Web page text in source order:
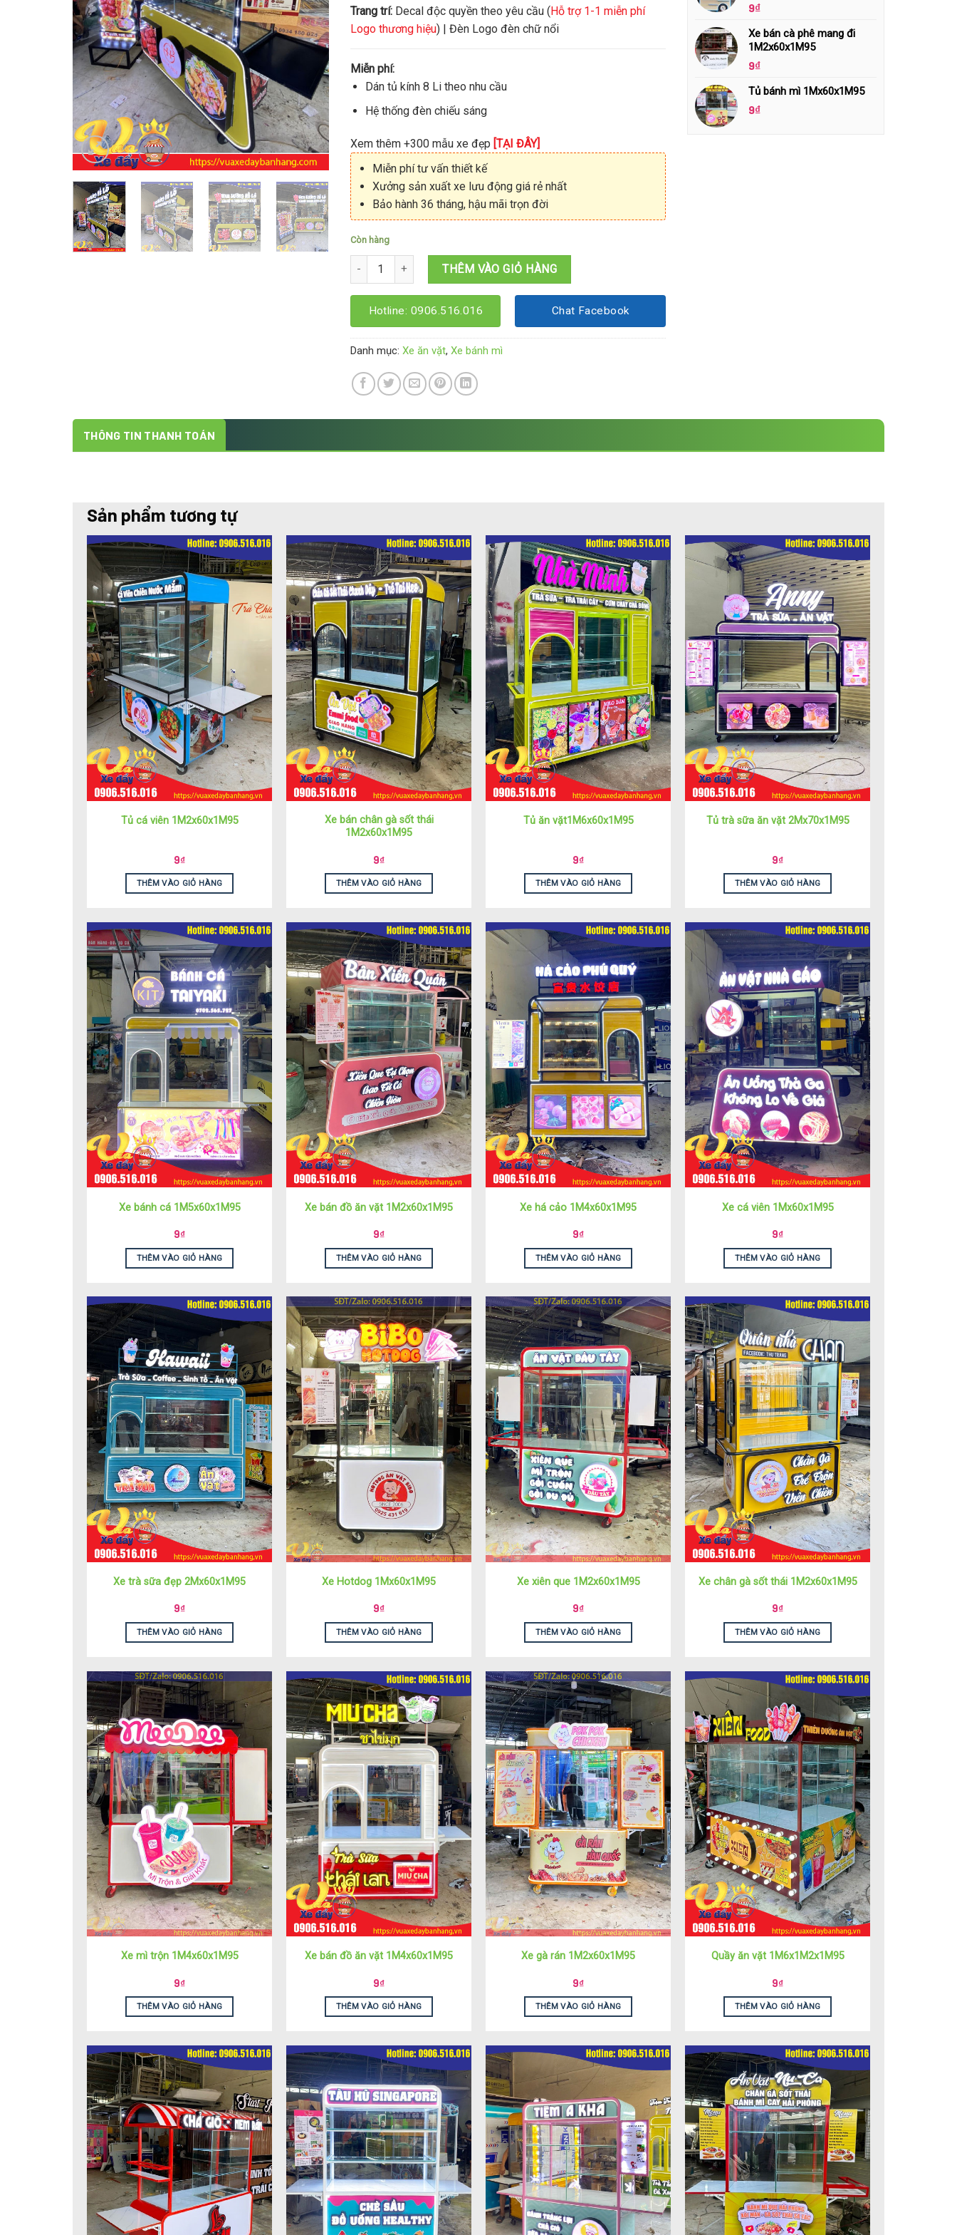
Trang trí: Decal độc quyền theo yêu cầu (Hỗ trợ 1-1 miễn phí
Logo thương hiệu) | Đèn Logo đèn chữ nổi
Miễn phí:
Dán tủ kính 8 Li theo nhu cầu
Hệ thống đèn chiếu sáng
Xem thêm +300 mẫu xe đẹp [TẠI ĐÂY]
Miễn phí tư vấn thiết kế
Xưởng sản xuất xe lưu động giá rẻ nhất
Bảo hành 36 tháng, hậu mãi trọn đời
Còn hàng
Xe bánh mì ăn vặt 1M2x60x1M95 số lượng
THÊM VÀO GIỎ HÀNG
Hotline: 0906.516.016 Chat Facebook
Danh mục: Xe ăn vặt, Xe bánh mì
9₫
Xe bán cà phê mang đi
1M2x60x1M95
9₫
Tủ bánh mì 1Mx60x1M95
9₫
THÔNG TIN THANH TOÁN
Sản phẩm tương tự
Tủ cá viên 1M2x60x1M95
9₫
THÊM VÀO GIỎ HÀNG
Xe bán chân gà sốt thái
1M2x60x1M95
9₫
THÊM VÀO GIỎ HÀNG
Tủ ăn vặt1M6x60x1M95
9₫
THÊM VÀO GIỎ HÀNG
Tủ trà sữa ăn vặt 2Mx70x1M95
9₫
THÊM VÀO GIỎ HÀNG
Xe bánh cá 1M5x60x1M95
9₫
THÊM VÀO GIỎ HÀNG
Xe bán đồ ăn vặt 1M2x60x1M95
9₫
THÊM VÀO GIỎ HÀNG
Xe há cảo 1M4x60x1M95
9₫
THÊM VÀO GIỎ HÀNG
Xe cá viên 1Mx60x1M95
9₫
THÊM VÀO GIỎ HÀNG
Xe trà sữa đẹp 2Mx60x1M95
9₫
THÊM VÀO GIỎ HÀNG
Xe Hotdog 1Mx60x1M95
9₫
THÊM VÀO GIỎ HÀNG
Xe xiên que 1M2x60x1M95
9₫
THÊM VÀO GIỎ HÀNG
Xe chân gà sốt thái 1M2x60x1M95
9₫
THÊM VÀO GIỎ HÀNG
Xe mì trộn 1M4x60x1M95
9₫
THÊM VÀO GIỎ HÀNG
Xe bán đồ ăn vặt 1M4x60x1M95
9₫
THÊM VÀO GIỎ HÀNG
Xe gà rán 1M2x60x1M95
9₫
THÊM VÀO GIỎ HÀNG
Quầy ăn vặt 1M6x1M2x1M95
9₫
THÊM VÀO GIỎ HÀNG